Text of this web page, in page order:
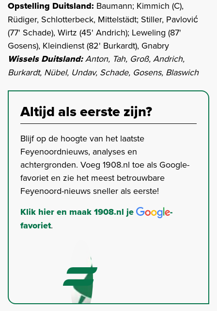
Opstelling Duitsland: Baumann; Kimmich (C),
Rüdiger, Schlotterbeck, Mittelstädt; Stiller, Pavlović
(77' Schade), Wirtz (45' Andrich); Leweling (87'
Gosens), Kleindienst (82' Burkardt), Gnabry
Wissels Duitsland:Anton, Tah, Groß, Andrich,
Burkardt, Nübel, Undav, Schade, Gosens, Blaswich
Altijd als eerste zijn?
Blijf op de hoogte van het laatste
Feyenoordnieuws, analyses en
achtergronden. Voeg 1908.nl toe als Google-
favoriet en zie het meest betrouwbare
Feyenoord-nieuws sneller als eerste!
Klik hier en maak 1908.nl je
-
favoriet.